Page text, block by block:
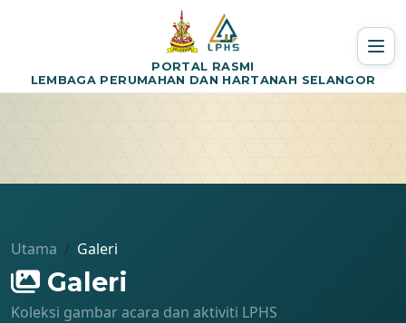
PORTAL RASMI
LEMBAGA PERUMAHAN DAN HARTANAH SELANGOR
Utama Galeri
Galeri
Koleksi gambar acara dan aktiviti LPHS